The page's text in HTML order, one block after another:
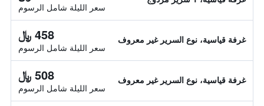
سعر الليلة شامل الرسوم
غرفة قياسية، نوع السرير غير معروف 458 ﷼
سعر الليلة شامل الرسوم
غرفة قياسية، نوع السرير غير معروف 508 ﷼
سعر الليلة شامل الرسوم